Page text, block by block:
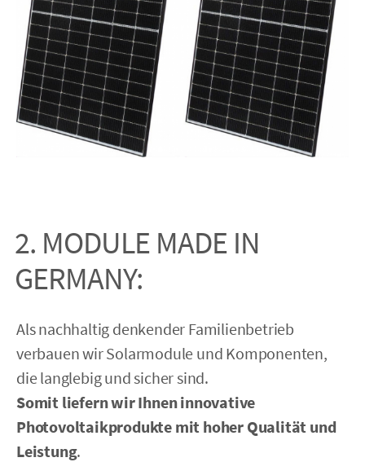
2. MODULE MADE IN
GERMANY:
Als nachhaltig denkender Familienbetrieb
verbauen wir Solar­module und Komponenten,
die langlebig und sicher sind.
Somit liefern wir Ihnen innovative
Photovoltaik­produkte mit hoher Qualität und
Leistung.